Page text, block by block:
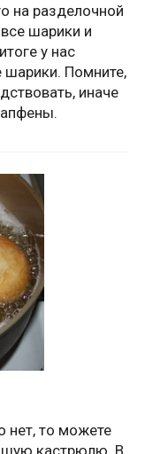
на разделочной
шарики и
у нас
Помните,
иначе
нет, то можете